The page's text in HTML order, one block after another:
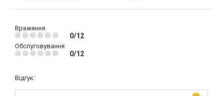
Враження
0/12
Обслуговування
0/12
Відгук: